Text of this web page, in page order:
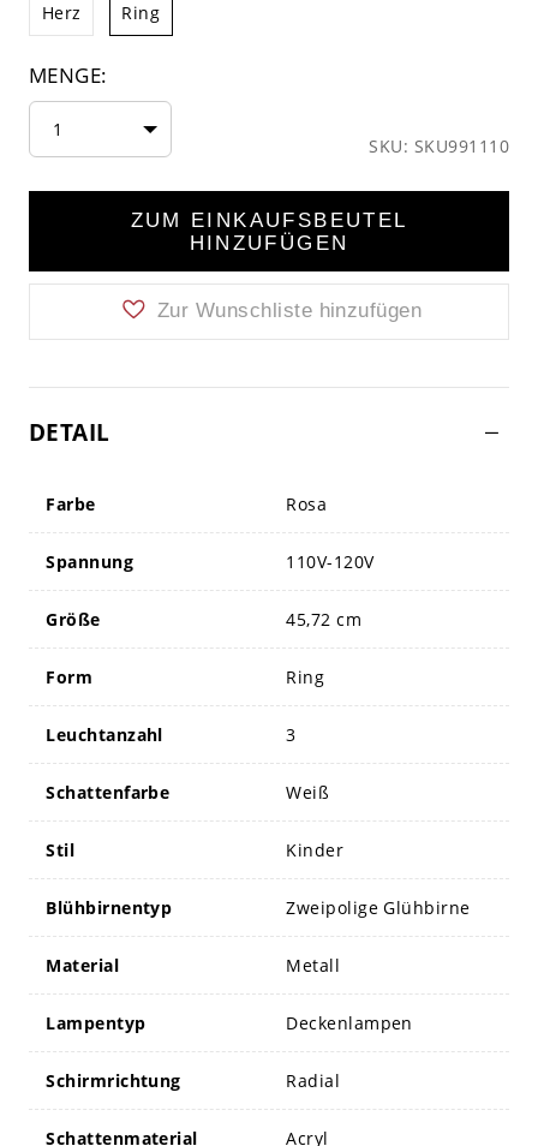
Herz Ring
MENGE:
1
SKU: SKU991110
ZUM EINKAUFSBEUTEL
HINZUFÜGEN
Zur Wunschliste hinzufügen
DETAIL
Farbe Rosa
Spannung 110V-120V
Größe 45,72 cm
Form Ring
Leuchtanzahl 3
Schattenfarbe Weiß
Stil Kinder
Blühbirnentyp Zweipolige Glühbirne
Material Metall
Lampentyp Deckenlampen
Schirmrichtung Radial
Schattenmaterial Acryl